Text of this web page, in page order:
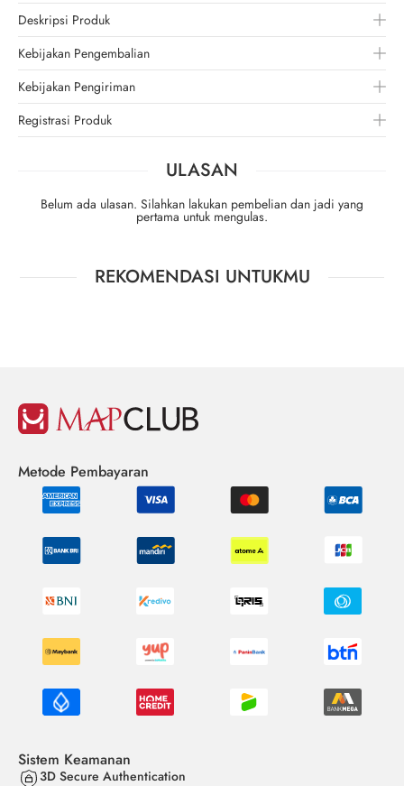
Deskripsi Produk
Kebijakan Pengembalian
Kebijakan Pengiriman
Registrasi Produk
ULASAN
Belum ada ulasan. Silahkan lakukan pembelian dan jadi yang
pertama untuk mengulas.
REKOMENDASI UNTUKMU
Metode Pembayaran
Sistem Keamanan
3D Secure Authentication